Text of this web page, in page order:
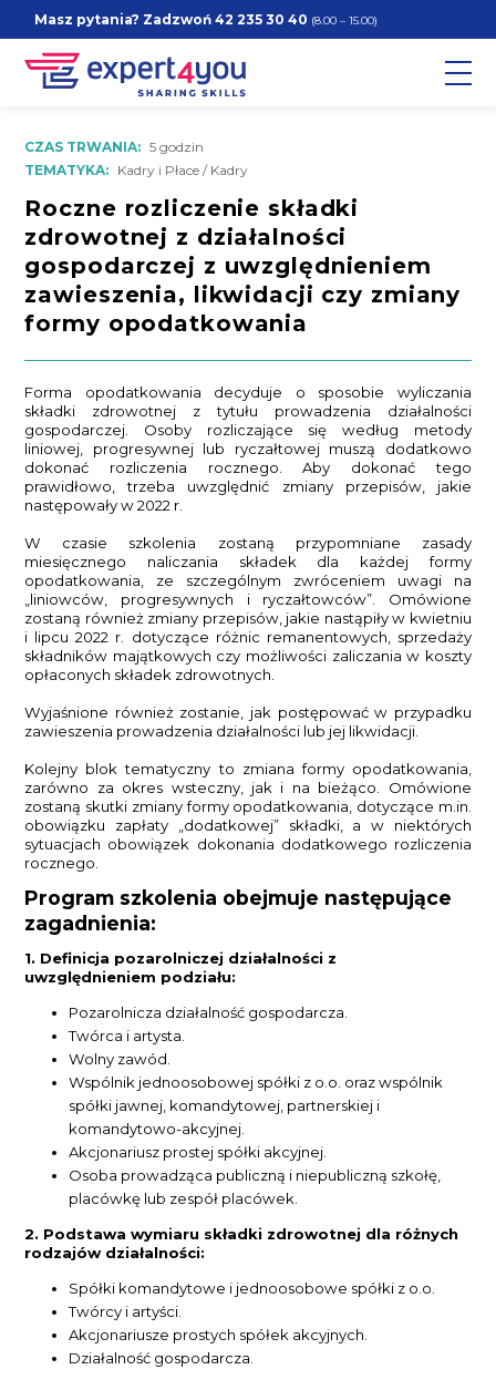
Masz pytania? Zadzwoń42 235 30 40 (8.00 – 15.00)
CZAS TRWANIA: 5 godzin
TEMATYKA: Kadry i Płace / Kadry
Roczne rozliczenie składki
zdrowotnej z działalności
gospodarczej z uwzględnieniem
zawieszenia, likwidacji czy zmiany
formy opodatkowania
Forma opodatkowania decyduje o sposobie wyliczania
składki zdrowotnej z tytułu prowadzenia działalności
gospodarczej. Osoby rozliczające się według metody
liniowej, progresywnej lub ryczałtowej muszą dodatkowo
dokonać rozliczenia rocznego. Aby dokonać tego
prawidłowo, trzeba uwzględnić zmiany przepisów, jakie
następowały w 2022 r.
W czasie szkolenia zostaną przypomniane zasady
miesięcznego naliczania składek dla każdej formy
opodatkowania, ze szczególnym zwróceniem uwagi na
„liniowców, progresywnych i ryczałtowców”. Omówione
zostaną również zmiany przepisów, jakie nastąpiły w kwietniu
i lipcu 2022 r. dotyczące różnic remanentowych, sprzedaży
składników majątkowych czy możliwości zaliczania w koszty
opłaconych składek zdrowotnych.
Wyjaśnione również zostanie, jak postępować w przypadku
zawieszenia prowadzenia działalności lub jej likwidacji.
Kolejny blok tematyczny to zmiana formy opodatkowania,
zarówno za okres wsteczny, jak i na bieżąco. Omówione
zostaną skutki zmiany formy opodatkowania, dotyczące m.in.
obowiązku zapłaty „dodatkowej” składki, a w niektórych
sytuacjach obowiązek dokonania dodatkowego rozliczenia
rocznego.
Program szkolenia obejmuje następujące
zagadnienia:
1. Definicja pozarolniczej działalności z
uwzględnieniem podziału:
Pozarolnicza działalność gospodarcza.
Twórca i artysta.
Wolny zawód.
Wspólnik jednoosobowej spółki z o.o. oraz wspólnik
spółki jawnej, komandytowej, partnerskiej i
komandytowo-akcyjnej.
Akcjonariusz prostej spółki akcyjnej.
Osoba prowadząca publiczną i niepubliczną szkołę,
placówkę lub zespół placówek.
2. Podstawa wymiaru składki zdrowotnej dla różnych
rodzajów działalności:
Spółki komandytowe i jednoosobowe spółki z o.o.
Twórcy i artyści.
Akcjonariusze prostych spółek akcyjnych.
Działalność gospodarcza.